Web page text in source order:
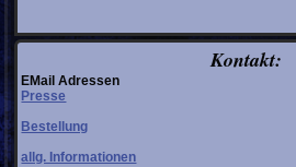
Kontakt:
EMail Adressen
Presse
Bestellung
allg. Informationen